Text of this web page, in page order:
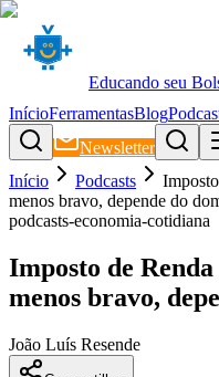
Educando seu
InícioFerramentasBlog
Newsletter
Início
Podcasts
menos bravo, depende do
podcasts-economia-cotidiana
Imposto de
menos bravo,
João Luís Resende